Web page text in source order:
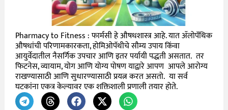
Pharmacy to Fitness : फार्मसी हे औषधशास्त्र आहे. यात ॲलोपॅथिक
औषधांची परिणामकारकता, होमिओपॅथीचे सौम्य उपाय किंवा
आयुर्वेदातील नैसर्गिक उपचार आणि इतर पर्यायी पद्धती असतात. तर
फिटनेस, व्यायाम, योग आणि योग्य पोषण याद्वारे आपण आपले आरोग्य
राखण्यासाठी आणि सुधारण्यासाठी प्रयत्न करत असतो. या सर्व
घटकांना एकत्र केल्यावर एक शक्तिशाली प्रणाली तयार होते.